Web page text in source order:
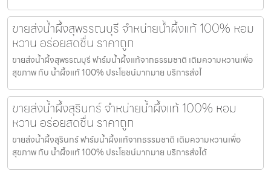
ขายส่งน้ำผึ้งสุพรรณบุรี จำหน่ายน้ำผึ้งแท้ 100% หอม
หวาน อร่อยสดชื่น ราคาถูก
ขายส่งน้ำผึ้งสุพรรณบุรี ฟาร์มน้ำผึ้งแท้จากธรรมชาติ เติมความหวานเพื่อ
สุขภาพ กับ น้ำผึ้งแท้ 100% ประโยชน์มากมาย บริการส่งไ
ขายส่งน้ำผึ้งสุรินทร์ จำหน่ายน้ำผึ้งแท้ 100% หอม
หวาน อร่อยสดชื่น ราคาถูก
ขายส่งน้ำผึ้งสุรินทร์ ฟาร์มน้ำผึ้งแท้จากธรรมชาติ เติมความหวานเพื่อ
สุขภาพ กับ น้ำผึ้งแท้ 100% ประโยชน์มากมาย บริการส่งได้